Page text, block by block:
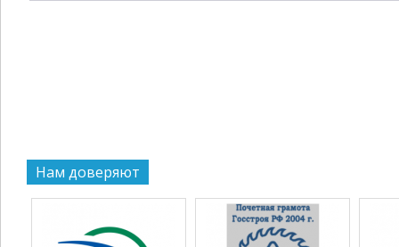
Нам доверяют